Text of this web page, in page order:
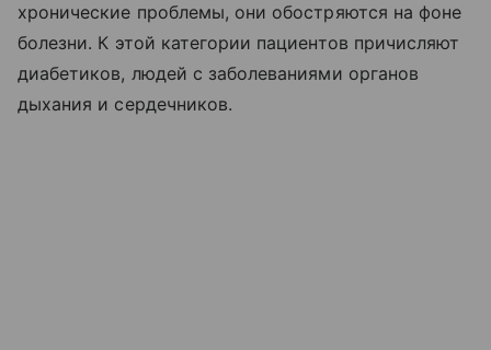
хронические проблемы, они обостряются на фоне
болезни. К этой категории пациентов причисляют
диабетиков, людей с заболеваниями органов
дыхания и сердечников.